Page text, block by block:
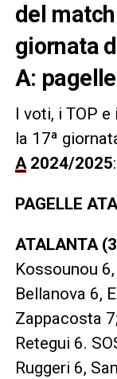
del
giornata
A:
I voti, i TOP e
la 17ª
A 2024/2025
PAGELLE
ATALANTA
Kossounou
Bellanova 6,
Zappacosta
Retegui 6.
Ruggeri 6,